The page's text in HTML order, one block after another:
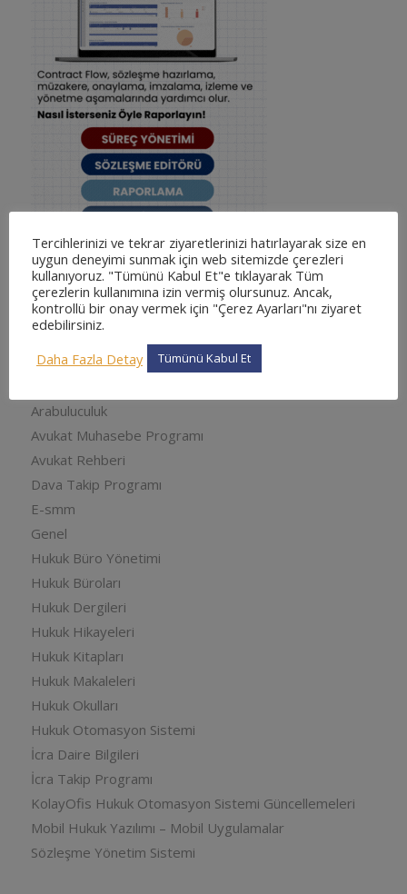
KATEGORILER
adliyesine nasıl gidilir
Arabuluculuk
Avukat Muhasebe Programı
Avukat Rehberi
Dava Takip Programı
E-smm
Genel
Hukuk Büro Yönetimi
Hukuk Büroları
Hukuk Dergileri
Hukuk Hikayeleri
Hukuk Kitapları
Hukuk Makaleleri
Hukuk Okulları
Hukuk Otomasyon Sistemi
İcra Daire Bilgileri
İcra Takip Programı
KolayOfis Hukuk Otomasyon Sistemi Güncellemeleri
Mobil Hukuk Yazılımı – Mobil Uygulamalar
Sözleşme Yönetim Sistemi
Tercihlerinizi ve tekrar ziyaretlerinizi hatırlayarak size en
uygun deneyimi sunmak için web sitemizde çerezleri
kullanıyoruz. "Tümünü Kabul Et"e tıklayarak Tüm
çerezlerin kullanımına izin vermiş olursunuz. Ancak,
kontrollü bir onay vermek için "Çerez Ayarları"nı ziyaret
edebilirsiniz.
Daha Fazla Detay
Tümünü Kabul Et